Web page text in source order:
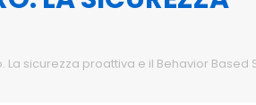
sicurezza proattiva e il Behavior Based